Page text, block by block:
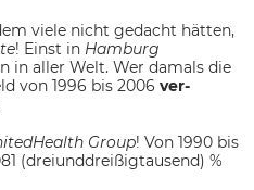
viele nicht gedacht hätten,
! Einst in Hamburg
in aller Welt. Wer damals die
von 1996 bis 2006 ver-
Group! Von 1990 bis
(dreiunddreißigtausend) %